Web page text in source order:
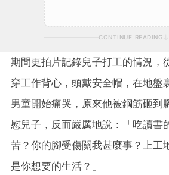
CONTINUE READING
期間更拍片記錄兒子打工的情況，
穿工作背心，頭戴安全帽，在地盤
男童開始痛哭，原來他被鋼筋砸到
慰兒子，反而嚴厲地說：「吃讀書
苦？你的腳受傷關我甚麼事？上工
是你想要的生活？」